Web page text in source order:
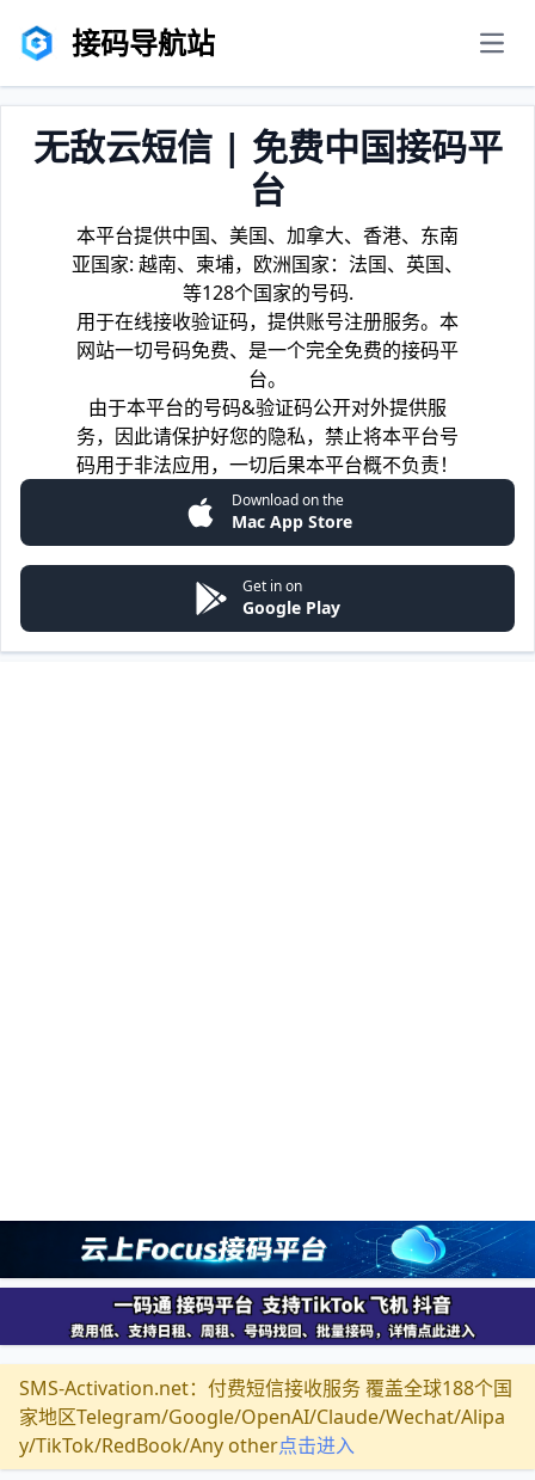
接码导航站
无敌云短信 | 免费中国接码平
台
本平台提供中国、美国、加拿大、香港、东南
亚国家: 越南、柬埔，欧洲国家：法国、英国、
等128个国家的号码.
用于在线接收验证码，提供账号注册服务。本
网站一切号码免费、是一个完全免费的接码平
台。
由于本平台的号码&验证码公开对外提供服
务，因此请保护好您的隐私，禁止将本平台号
码用于非法应用，一切后果本平台概不负责！
Download on the
Mac App Store
Get in on
Google Play
SMS-Activation.net：付费短信接收服务 覆盖全球188个国
家地区Telegram/Google/OpenAI/Claude/Wechat/Alipa
y/TikTok/RedBook/Any other点击进入